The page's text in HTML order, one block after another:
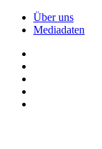
Über uns
Mediadaten